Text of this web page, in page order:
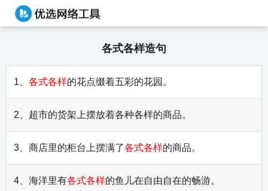
各式各样造句
1、 各式各样的花点缀着五彩的花园。
2、超市的货架上摆放着各种各样的商品。
3、商店里的柜台上摆满了各式各样的商品。
4、海洋里有各式各样的鱼儿在自由自在的畅游。